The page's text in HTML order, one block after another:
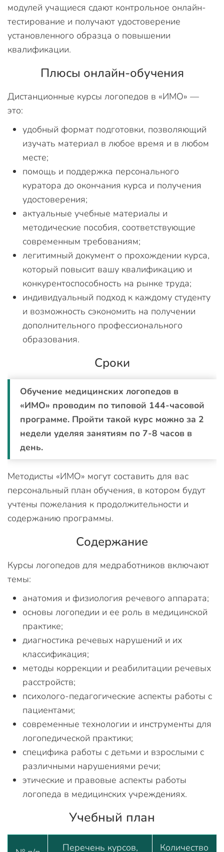
модулей учащиеся сдают контрольное онлайн-
тестирование и получают удостоверение
установленного образца о повышении
квалификации.
Плюсы онлайн-обучения
Дистанционные курсы логопедов в «ИМО» —
это:
удобный формат подготовки, позволяющий
изучать материал в любое время и в любом
месте;
помощь и поддержка персонального
куратора до окончания курса и получения
удостоверения;
актуальные учебные материалы и
методические пособия, соответствующие
современным требованиям;
легитимный документ о прохождении курса,
который повысит вашу квалификацию и
конкурентоспособность на рынке труда;
индивидуальный подход к каждому студенту
и возможность сэкономить на получении
дополнительного профессионального
образования.
Сроки
Обучение медицинских логопедов в
«ИМО» проводим по типовой 144-часовой
программе. Пройти такой курс можно за 2
недели уделяя занятиям по 7-8 часов в
день.
Методисты «ИМО» могут составить для вас
персональный план обучения, в котором будут
учтены пожелания к продолжительности и
содержанию программы.
Содержание
Курсы логопедов для медработников включают
темы:
анатомия и физиология речевого аппарата;
основы логопедии и ее роль в медицинской
практике;
диагностика речевых нарушений и их
классификация;
методы коррекции и реабилитации речевых
расстройств;
психолого-педагогические аспекты работы с
пациентами;
современные технологии и инструменты для
логопедической практики;
специфика работы с детьми и взрослыми с
различными нарушениями речи;
этические и правовые аспекты работы
логопеда в медицинских учреждениях.
Учебный план
Перечень курсов,
Количество